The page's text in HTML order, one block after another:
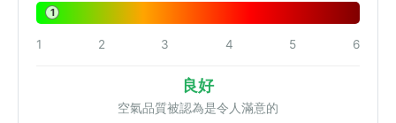
1
1 2 3 4 5 6
良好
空氣品質被認為是令人滿意的